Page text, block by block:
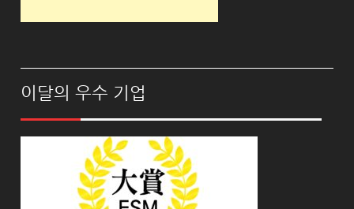
이달의 우수 기업